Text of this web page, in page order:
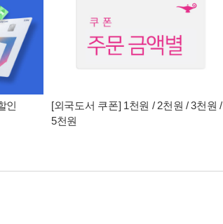
인
[외국도서 쿠폰] 1천원 / 2천원 / 3천원 /
5천원